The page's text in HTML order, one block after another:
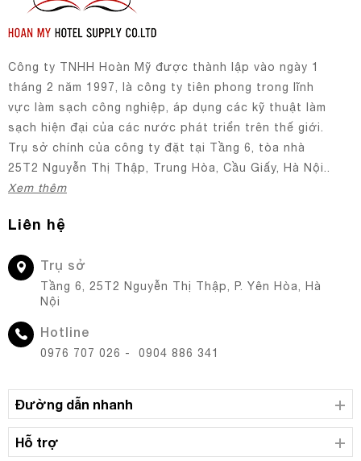
Công ty TNHH Hoàn Mỹ được thành lập vào ngày 1
tháng 2 năm 1997, là công ty tiên phong trong lĩnh
vực làm sạch công nghiệp, áp dụng các kỹ thuật làm
sạch hiện đại của các nước phát triển trên thế giới.
Trụ sở chính của công ty đặt tại Tầng 6, tòa nhà
25T2 Nguyễn Thị Thập, Trung Hòa, Cầu Giấy, Hà Nội..
Xem thêm
Liên hệ
Trụ sở
Tầng 6, 25T2 Nguyễn Thị Thập, P. Yên Hòa, Hà
Nội
Hotline
0976 707 026 - 0904 886 341
Đường dẫn nhanh
Hỗ trợ